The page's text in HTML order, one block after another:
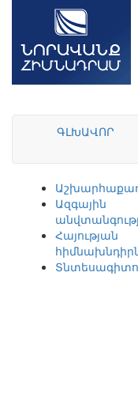
ԳԼԽԱՎՈՐ
Ազգային
Հայության